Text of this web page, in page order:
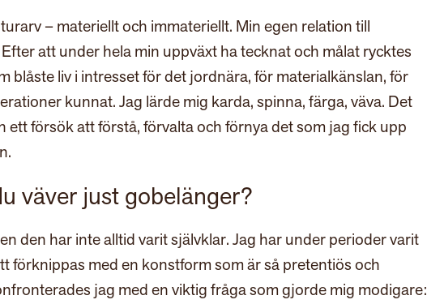
– materiellt och immateriellt. Min egen relation till
att under hela min uppväxt ha tecknat och målat rycktes
blåste liv i intresset för det jordnära, för materialkänslan, för
kunnat. Jag lärde mig karda, spinna, färga, väva. Det
ett försök att förstå, förvalta och förnya det som jag fick upp
väver just gobelänger?
den har inte alltid varit självklar. Jag har under perioder varit
förknippas med en konstform som är så pretentiös och
jag med en viktig fråga som gjorde mig modigare: